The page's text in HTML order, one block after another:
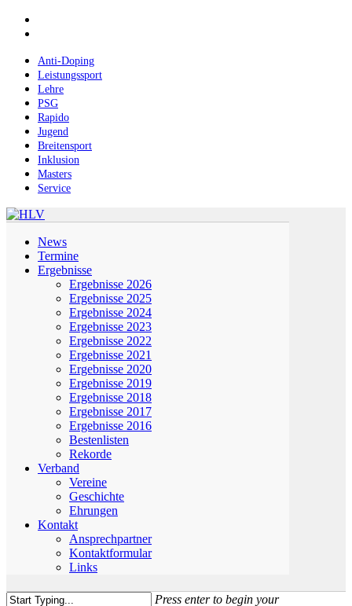
Skip
contentAnti-Doping
Leistungssport
Lehre
PSG
Rapido
Jugend
Breitensport
Inklusion
Masters
Service
News
Termine
Ergebnisse
Ergebnisse 2026
Ergebnisse 2025
Ergebnisse 2024
Ergebnisse 2023
Ergebnisse 2022
Ergebnisse 2021
Ergebnisse 2020
Ergebnisse 2019
Ergebnisse 2018
Ergebnisse 2017
Ergebnisse 2016
Bestenlisten
Rekorde
Verband
Vereine
Geschichte
Ehrungen
Kontakt
Ansprechpartner
Kontaktformular
Links
Press enter to begin your